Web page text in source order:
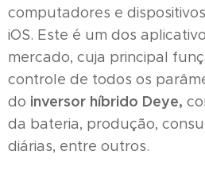
computadores e
iOS. Este é um dos
mercado, cuja principal
controle de todos os
do inversor híbrido Deye,
da bateria, produção,
diárias, entre outros.